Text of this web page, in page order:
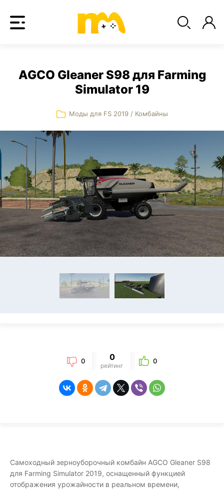
AGCO Gleaner S98 для Farming
Simulator 19
Моды для FS 2019/ Комбайны
0 0
рейтинг
0
Самоходный зерноуборочный комбайн AGCO Gleaner S98
для Farming Simulator 2019, оснащенный функцией
отображения урожайности в реальном времени,